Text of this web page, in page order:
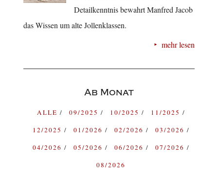
Detailkenntnis bewahrt Manfred Jacob
das Wissen um alte Jollenklassen.
mehr lesen
Ab Monat
ALLE 09/2025 10/2025
11/2025
12/2025
01/2026 02/2026
03/2026
04/2026
05/2026 06/2026
07/2026
08/2026